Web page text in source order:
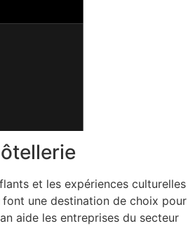
et les expériences culturelles
font une destination de choix pour
aide les entreprises du secteur